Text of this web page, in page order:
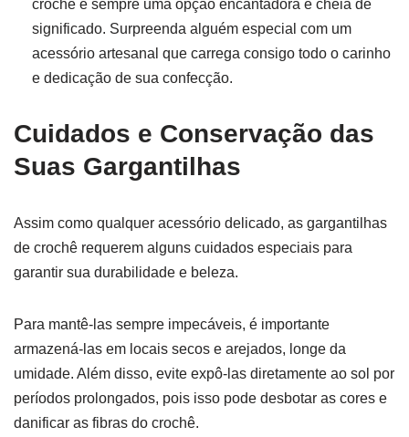
crochê é sempre uma opção encantadora e cheia de
significado. Surpreenda alguém especial com um
acessório artesanal que carrega consigo todo o carinho
e dedicação de sua confecção.
Cuidados e Conservação das
Suas Gargantilhas
Assim como qualquer acessório delicado, as gargantilhas
de crochê requerem alguns cuidados especiais para
garantir sua durabilidade e beleza.
Para mantê-las sempre impecáveis, é importante
armazená-las em locais secos e arejados, longe da
umidade. Além disso, evite expô-las diretamente ao sol por
períodos prolongados, pois isso pode desbotar as cores e
danificar as fibras do crochê.